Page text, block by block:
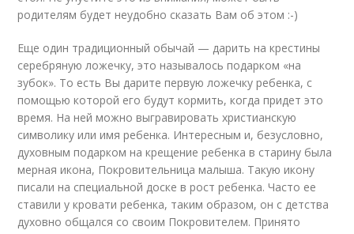
родителям будет неудобно сказать Вам об этом :-)
Еще один традиционный обычай — дарить на крестины
серебряную ложечку, это называлось подарком «на
зубок». То есть Вы дарите первую ложечку ребенка, с
помощью которой его будут кормить, когда придет это
время. На ней можно выгравировать христианскую
символику или имя ребенка. Интересным и, безусловно,
духовным подарком на крещение ребенка в старину была
мерная икона, Покровительница малыша. Такую икону
писали на специальной доске в рост ребенка. Часто ее
ставили у кровати ребенка, таким образом, он с детства
духовно общался со своим Покровителем. Принято